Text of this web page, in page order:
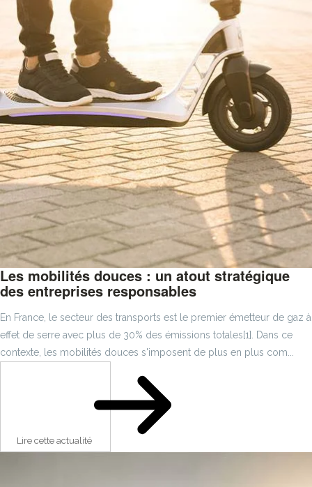
Les mobilités douces : un atout stratégique
des entreprises responsables
En France, le secteur des transports est le premier émetteur de gaz à
effet de serre avec plus de 30% des émissions totales[1]. Dans ce
contexte, les mobilités douces s'imposent de plus en plus com...
Lire cette actualité